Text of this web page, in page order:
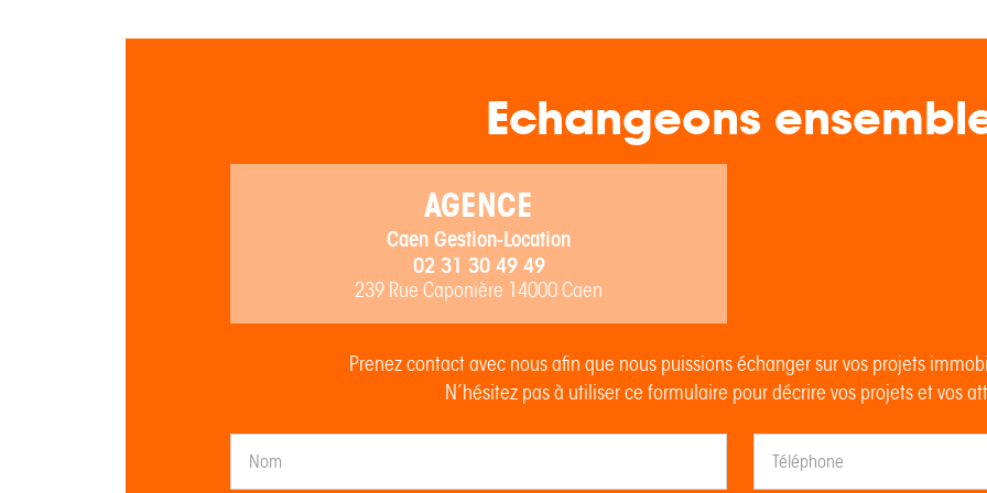
Echangeons
AGENCE
Caen Gestion-Location
02 31 30 49 49
239 Rue Caponière 14000 Caen
Prenez contact avec nous afin que nous puissions échanger sur vos projets
N’hésitez pas à utiliser ce formulaire pour décrire vos projets et vos